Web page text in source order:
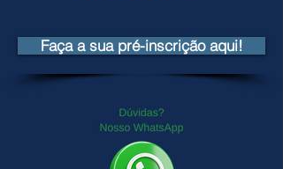
Faça a sua pré-inscrição aqui!